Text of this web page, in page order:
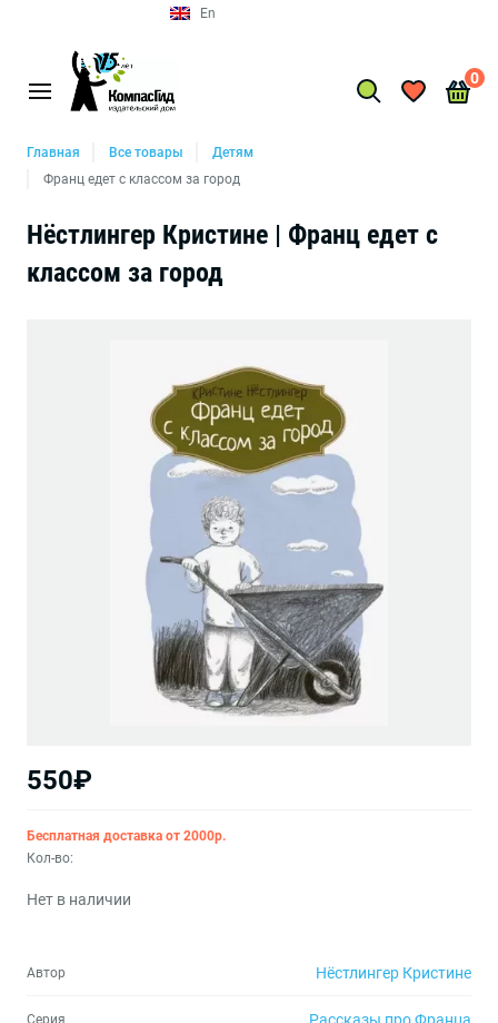
Главная Все товары
Детям
Франц едет с классом за город
Нёстлингер Кристине | Франц едет с
классом за город
Автор Нёстлингер Кристине
Серия Рассказы про Франца
550₽
Бесплатная доставка от 2000р.
Кол-во:
Нет в наличии
En
0